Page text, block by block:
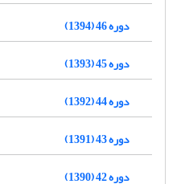
دوره 46 (1394)
دوره 45 (1393)
دوره 44 (1392)
دوره 43 (1391)
دوره 42 (1390)